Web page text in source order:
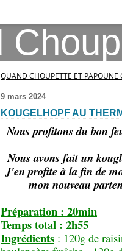
QUAND CHOUPETTE ET PAPOUNE
9 mars 2024
KOUGELHOPF AU
Nous profitons du bon
Nous avons fait un
J'en profite à la fin de
mon nouveau
Préparation : 20min
Temps total : 2h55
Ingrédients : 120g de